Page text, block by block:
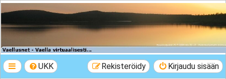
VAELLUSNET -
Vaellusturinat II
UKK Kirjaudu sisään
Rekisteröidy